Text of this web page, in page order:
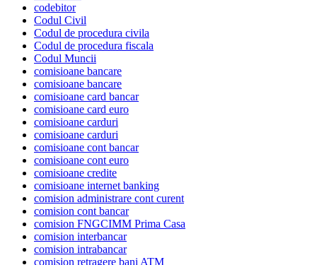
codebitor
Codul Civil
Codul de procedura civila
Codul de procedura fiscala
Codul Muncii
comisioane bancare
comisioane bancare
comisioane card bancar
comisioane card euro
comisioane carduri
comisioane carduri
comisioane cont bancar
comisioane cont euro
comisioane credite
comisioane internet banking
comision administrare cont curent
comision cont bancar
comision FNGCIMM Prima Casa
comision interbancar
comision intrabancar
comision retragere bani ATM